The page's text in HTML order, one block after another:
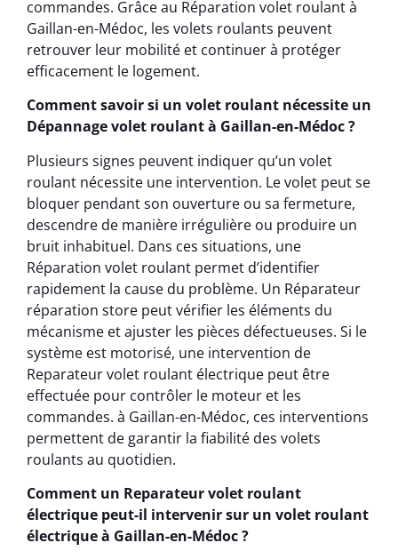
commandes. Grâce au Réparation volet roulant à
Gaillan-en-Médoc, les volets roulants peuvent
retrouver leur mobilité et continuer à protéger
efficacement le logement.
Comment savoir si un volet roulant nécessite un
Dépannage volet roulant à Gaillan-en-Médoc ?
Plusieurs signes peuvent indiquer qu’un volet
roulant nécessite une intervention. Le volet peut se
bloquer pendant son ouverture ou sa fermeture,
descendre de manière irrégulière ou produire un
bruit inhabituel. Dans ces situations, une
Réparation volet roulant permet d’identifier
rapidement la cause du problème. Un Réparateur
réparation store peut vérifier les éléments du
mécanisme et ajuster les pièces défectueuses. Si le
système est motorisé, une intervention de
Reparateur volet roulant électrique peut être
effectuée pour contrôler le moteur et les
commandes. à Gaillan-en-Médoc, ces interventions
permettent de garantir la fiabilité des volets
roulants au quotidien.
Comment un Reparateur volet roulant
électrique peut-il intervenir sur un volet roulant
électrique à Gaillan-en-Médoc ?